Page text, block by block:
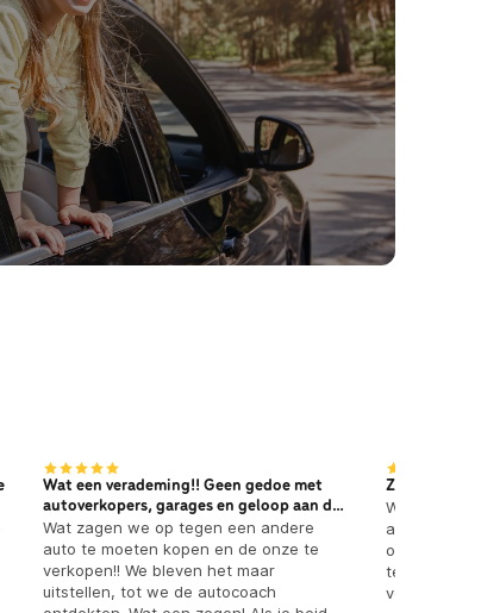
Wat een verademing!! Geen gedoe met
autoverkopers, garages en geloop aan de
deur èn dik tevreden!
Wat zagen we op tegen een andere
auto te moeten kopen en de onze te
verkopen!! We bleven het maar
uitstellen, tot we de autocoach
Zonder
We hebben
onze
tevreden
verlopen.